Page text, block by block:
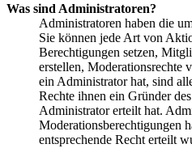
Was sind Administratoren?
Administratoren haben die
Sie können jede Art von
Berechtigungen setzen,
erstellen, Moderationsrechte
ein Administrator hat, sind
Rechte ihnen ein Gründer
Administrator erteilt hat.
Moderationsberechtigungen
entsprechende Recht erteilt